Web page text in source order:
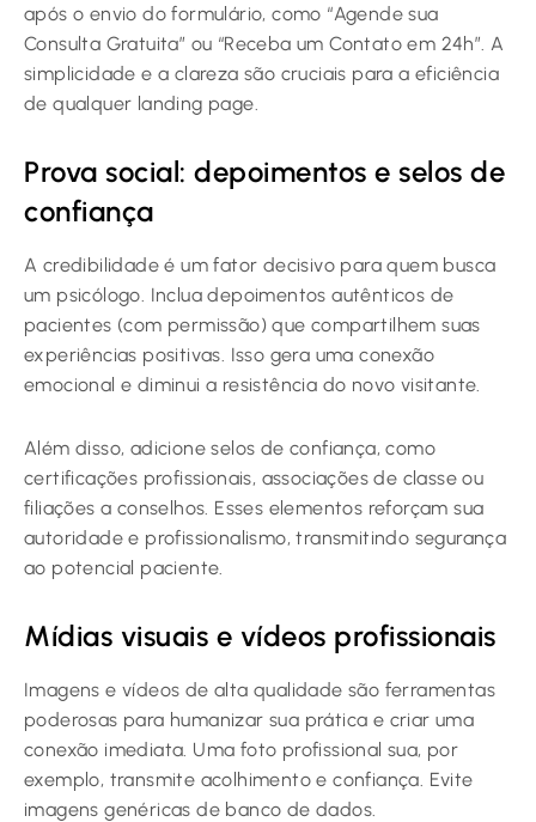
após o envio do formulário, como “Agende sua
Consulta Gratuita” ou “Receba um Contato em 24h”. A
simplicidade e a clareza são cruciais para a eficiência
de qualquer landing page.
Prova social: depoimentos e selos de
confiança
A credibilidade é um fator decisivo para quem busca
um psicólogo. Inclua depoimentos autênticos de
pacientes (com permissão) que compartilhem suas
experiências positivas. Isso gera uma conexão
emocional e diminui a resistência do novo visitante.
Além disso, adicione selos de confiança, como
certificações profissionais, associações de classe ou
filiações a conselhos. Esses elementos reforçam sua
autoridade e profissionalismo, transmitindo segurança
ao potencial paciente.
Mídias visuais e vídeos profissionais
Imagens e vídeos de alta qualidade são ferramentas
poderosas para humanizar sua prática e criar uma
conexão imediata. Uma foto profissional sua, por
exemplo, transmite acolhimento e confiança. Evite
imagens genéricas de banco de dados.